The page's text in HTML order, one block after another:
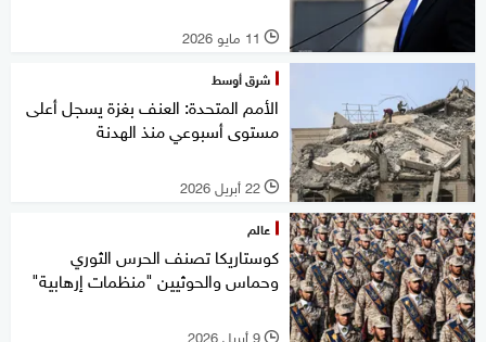
l 11 مايو 2026
شرق أوسط
الأمم المتحدة: العنف بغزة يسجل أعلى
مستوى أسبوعي منذ الهدنة
l 22 أبريل 2026
عالم
كوستاريكا تصنف الحرس الثوري
وحماس والحوثيين "منظمات إرهابية"
l 9 أبريل 2026